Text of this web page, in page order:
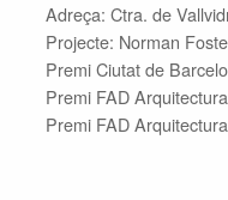
Adreça: Ctra. de
Projecte: Norman
Premi Ciutat de
Premi FAD Arquitectura
Premi FAD